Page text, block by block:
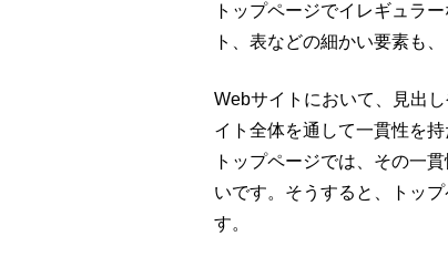
トップページでイレギュラ
ト、表などの細かい要素も
Webサイトにおいて、見出
イト全体を通して一貫性を
トップページでは、その一
いです。そうすると、トッ
す。